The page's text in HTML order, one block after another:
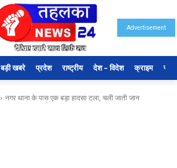
Advertisement
बड़ी खबरे प्रदेश राष्ट्रीय देश – विदेश क्राइम
नगर थाना के पास एक बड़ा हादसा टला, चली जाती जान